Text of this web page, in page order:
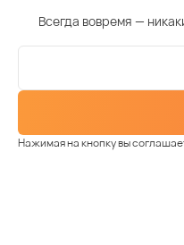
Всегда вовремя —
Нажимая на кнопку вы